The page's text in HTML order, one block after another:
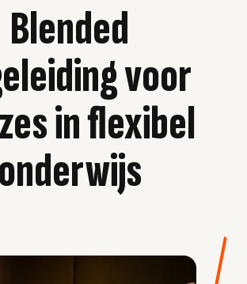
Blended
voor
in flexibel
onderwijs